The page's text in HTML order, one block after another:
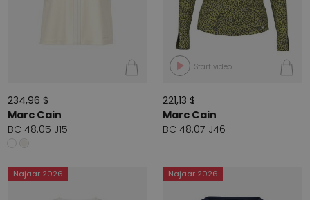
234,96 $
Marc Cain
BC 48.05 J15
Start video
221,13 $
Marc Cain
BC 48.07 J46
Najaar 2026 Najaar 2026